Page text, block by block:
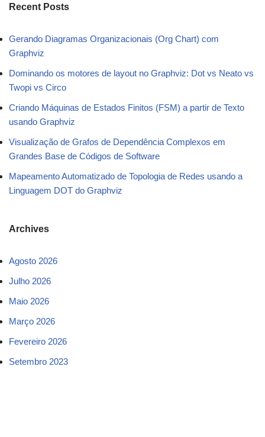
Recent Posts
Gerando Diagramas Organizacionais (Org Chart) com
Graphviz
Dominando os motores de layout no Graphviz: Dot vs Neato vs
Twopi vs Circo
Criando Máquinas de Estados Finitos (FSM) a partir de Texto
usando Graphviz
Visualização de Grafos de Dependência Complexos em
Grandes Base de Códigos de Software
Mapeamento Automatizado de Topologia de Redes usando a
Linguagem DOT do Graphviz
Archives
Agosto 2026
Julho 2026
Maio 2026
Março 2026
Fevereiro 2026
Setembro 2023